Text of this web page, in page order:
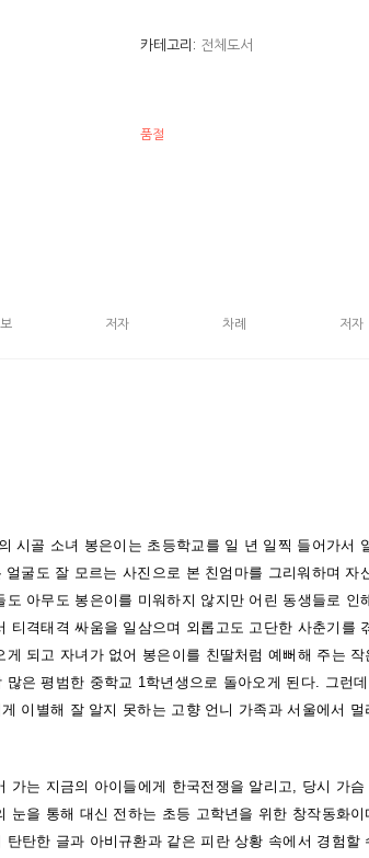
카테고리: 전체도서
품절
저자 차례 저자
시골 소녀 봉은이는 초등학교를 일 년 일찍 들어가서
굴도 잘 모르는 사진으로 본 친엄마를 그리워하며 자
아무도 봉은이를 미워하지 않지만 어린 동생들로 인
티격태격 싸움을 일삼으며 외롭고도 고단한 사춘기를
되고 자녀가 없어 봉은이를 친딸처럼 예뻐해 주는
은 평범한 중학교 1학년생으로 돌아오게 된다. 그런
이별해 잘 알지 못하는 고향 언니 가족과 서울에서
가는 지금의 아이들에게 한국전쟁을 알리고, 당시 가
눈을 통해 대신 전하는 초등 고학년을 위한 창작동화
탄한 글과 아비규환과 같은 피란 상황 속에서 경험할
이 있다.